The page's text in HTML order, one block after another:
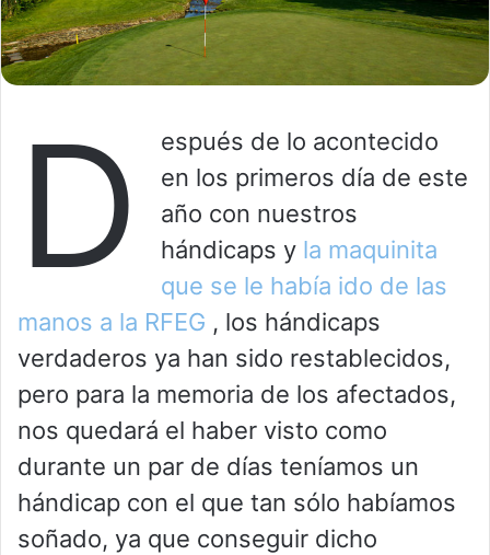
D
espués de lo acontecido
en los primeros día de este
año con nuestros
hándicaps y la maquinita
que se le había ido de las
manos a la RFEG , los hándicaps
verdaderos ya han sido restablecidos,
pero para la memoria de los afectados,
nos quedará el haber visto como
durante un par de días teníamos un
hándicap con el que tan sólo habíamos
soñado, ya que conseguir dicho